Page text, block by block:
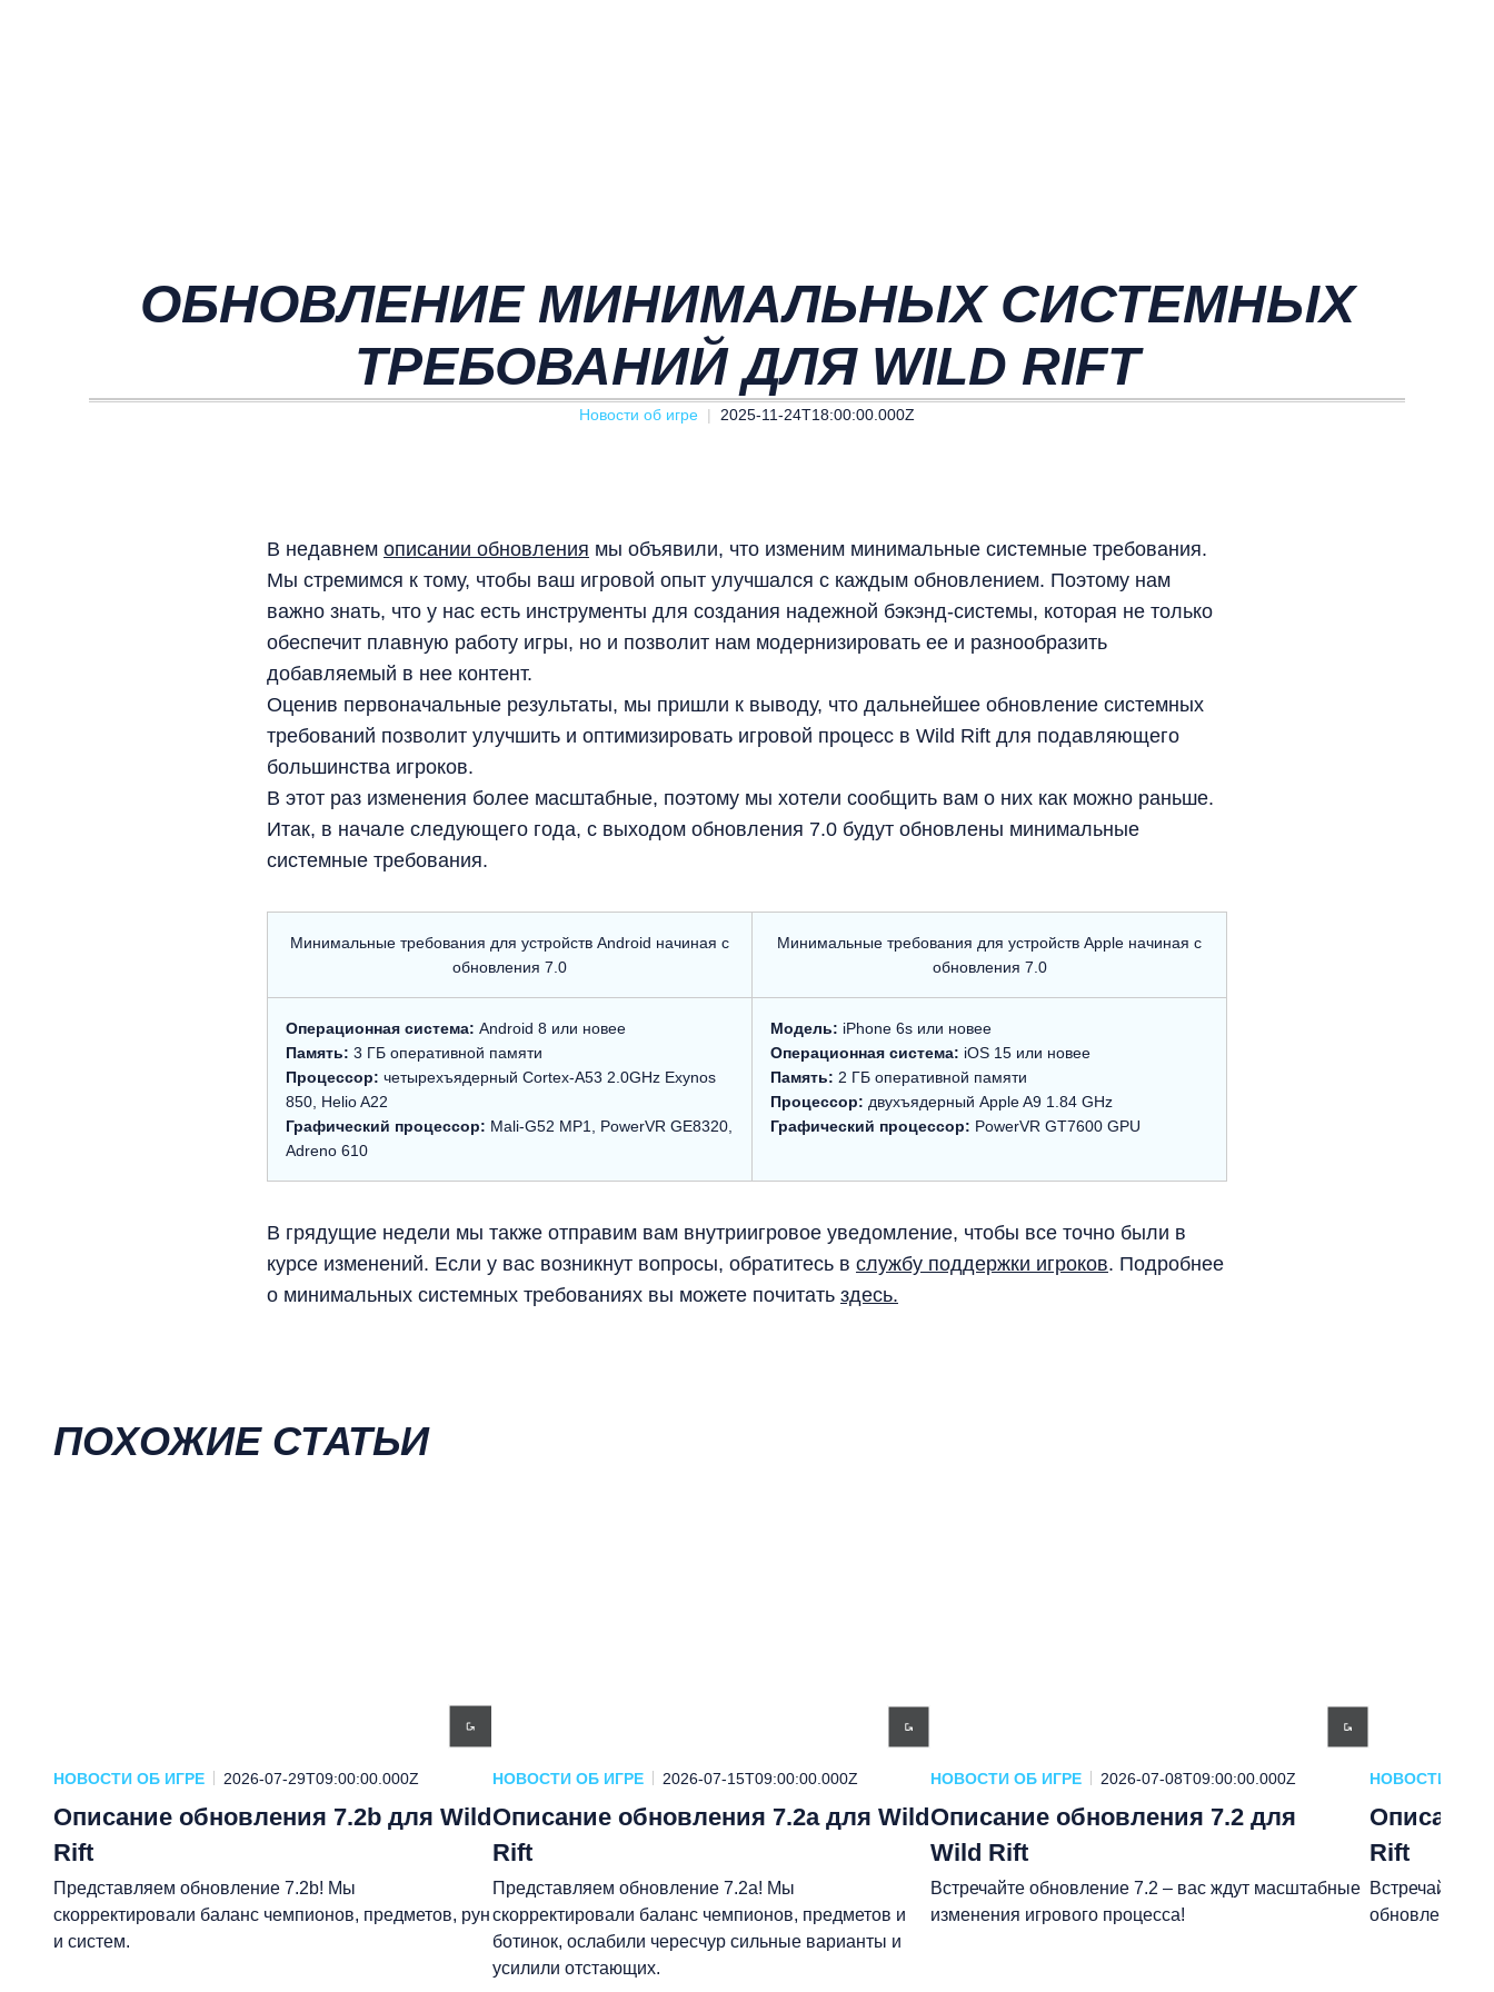
ОБНОВЛЕНИЕ МИНИМАЛЬНЫХ СИСТЕМНЫХ
ТРЕБОВАНИЙ ДЛЯ WILD RIFT
Новости об игре 2025-11-24T18:00:00.000Z
В недавнем описании обновления мы объявили, что изменим минимальные системные требования.
Мы стремимся к тому, чтобы ваш игровой опыт улучшался с каждым обновлением. Поэтому нам
важно знать, что у нас есть инструменты для создания надежной бэкэнд-системы, которая не только
обеспечит плавную работу игры, но и позволит нам модернизировать ее и разнообразить
добавляемый в нее контент.
Оценив первоначальные результаты, мы пришли к выводу, что дальнейшее обновление системных
требований позволит улучшить и оптимизировать игровой процесс в Wild Rift для подавляющего
большинства игроков.
В этот раз изменения более масштабные, поэтому мы хотели сообщить вам о них как можно раньше.
Итак, в начале следующего года, с выходом обновления 7.0 будут обновлены минимальные
системные требования.
Минимальные требования для устройств Android начиная с
обновления 7.0
Минимальные требования для устройств Apple начиная с
обновления 7.0
Операционная система: Android 8 или новее
Память: 3 ГБ оперативной памяти
Процессор: четырехъядерный Cortex-A53 2.0GHz Exynos
850, Helio A22
Графический процессор: Mali-G52 MP1, PowerVR GE8320,
Adreno 610
Модель: iPhone 6s или новее
Операционная система: iOS 15 или новее
Память: 2 ГБ оперативной памяти
Процессор: двухъядерный Apple A9 1.84 GHz
Графический процессор: PowerVR GT7600 GPU
В грядущие недели мы также отправим вам внутриигровое уведомление, чтобы все точно были в
курсе изменений. Если у вас возникнут вопросы, обратитесь в службу поддержки игроков. Подробнее
о минимальных системных требованиях вы можете почитать здесь.
ПОХОЖИЕ СТАТЬИ
НОВОСТИ ОБ ИГРЕ 2026-07-29T09:00:00.000Z
Описание обновления 7.2b для Wild
Rift
Представляем обновление 7.2b! Мы
скорректировали баланс чемпионов, предметов, рун
и систем.
НОВОСТИ ОБ ИГРЕ 2026-07-15T09:00:00.000Z
Описание обновления 7.2a для Wild
Rift
Представляем обновление 7.2a! Мы
скорректировали баланс чемпионов, предметов и
ботинок, ослабили чересчур сильные варианты и
усилили отстающих.
НОВОСТИ ОБ ИГРЕ 2026-07-08T09:00:00.000Z
Описание обновления 7.2 для
Wild Rift
Встречайте обновление 7.2 – вас ждут масштабные
изменения игрового процесса!
НОВОСТИ ОБ
Rift
Встречайте
обновлении